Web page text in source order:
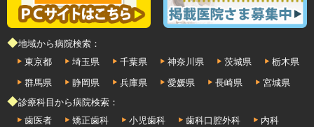
◆地域から病院検索：
東京都
埼玉県 千葉県 神奈川県 茨城県
栃木県
群馬県
静岡県 兵庫県 愛媛県 長崎県
宮城県
◆診療科目から病院検索：
歯医者
矯正歯科 小児歯科 歯科口腔外科
内科